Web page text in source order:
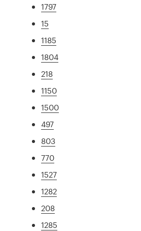
1797
15
1185
1804
218
1150
1500
497
803
770
1527
1282
208
1285